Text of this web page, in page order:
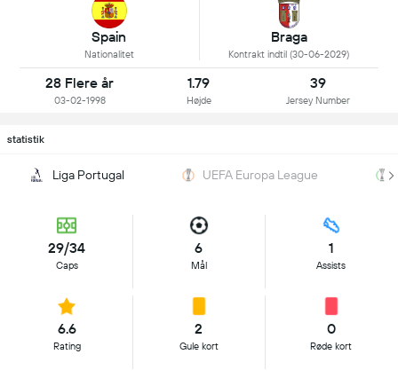
Spain
Nationalitet
Braga
Kontrakt indtil (30-06-2029)
28 Flere år
03-02-1998
1.79
Højde
39
Jersey Number
statistik
Liga Portugal UEFA Europa League
29/34
Caps
6
Mål
1
Assists
6.6
Rating
2
Gule kort
0
Røde kort